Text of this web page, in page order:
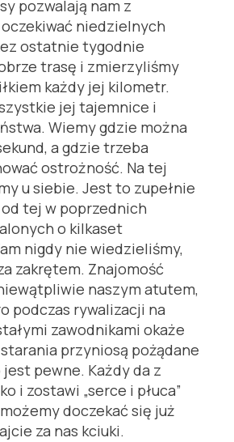
pozwalają nam z
niedzielnych
ostatnie tygodnie
trasę i zmierzyliśmy
każdy jej kilometr.
jej tajemnice i
Wiemy gdzie można
a gdzie trzeba
ostrożność. Na tej
u siebie. Jest to zupełnie
tej w poprzednich
o kilkaset
nigdy nie wiedzieliśmy,
zakrętem. Znajomość
naszym atutem,
podczas rywalizacji na
zawodnikami okaże
przyniosą pożądane
pewne. Każdy da z
i zostawi „serce i płuca”
doczekać się już
za nas kciuki.